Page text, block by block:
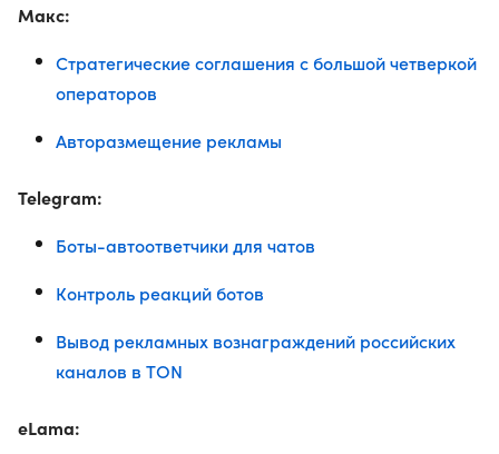
Макс:
Стратегические соглашения с большой четверкой
операторов
Авторазмещение рекламы
Telegram:
Боты-автоответчики для чатов
Контроль реакций ботов
Вывод рекламных вознаграждений российских
каналов в TON
eLama: